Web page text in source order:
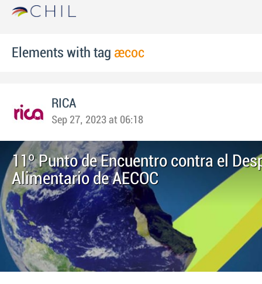
Elements with tag aecoc
RICA
Sep 27, 2023 at 06:18
11º Punto de Encuentro contra el
Alimentario de AECOC